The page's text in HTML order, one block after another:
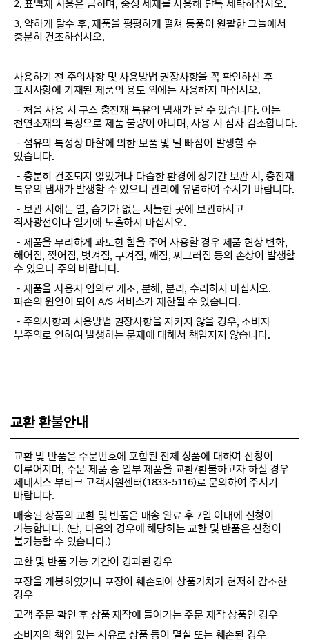
2. 표백제 사용은 금하며, 중성 세제를 사용해 단독 세탁하십시오.
3. 약하게 탈수 후, 제품을 평평하게 펼쳐 통풍이 원활한 그늘에서
충분히 건조하십시오.
사용하기 전 주의사항 및 사용방법 권장사항을 꼭 확인하신 후
표시사항에 기재된 제품의 용도 외에는 사용하지 마십시오.
－처음 사용 시 구스 충전재 특유의 냄새가 날 수 있습니다. 이는
천연소재의 특징으로 제품 불량이 아니며, 사용 시 점차 감소합니다.
－섬유의 특성상 마찰에 의한 보풀 및 털 빠짐이 발생할 수
있습니다.
－충분히 건조되지 않았거나 다습한 환경에 장기간 보관 시, 충전재
특유의 냄새가 발생할 수 있으니 관리에 유념하여 주시기 바랍니다.
－보관 시에는 열, 습기가 없는 서늘한 곳에 보관하시고
직사광선이나 열기에 노출하지 마십시오.
－제품을 무리하게 과도한 힘을 주어 사용할 경우 제품 현상 변화,
해어짐, 찢어짐, 벗겨짐, 구겨짐, 깨짐, 찌그러짐 등의 손상이 발생할
수 있으니 주의 바랍니다.
－제품을 사용자 임의로 개조, 분해, 분리, 수리하지 마십시오.
파손의 원인이 되어 A/S 서비스가 제한될 수 있습니다.
－주의사항과 사용방법 권장사항을 지키지 않을 경우, 소비자
부주의로 인하여 발생하는 문제에 대해서 책임지지 않습니다.
교환 환불안내
교환 및 반품은 주문번호에 포함된 전체 상품에 대하여 신청이
이루어지며, 주문 제품 중 일부 제품을 교환/환불하고자 하실 경우
제네시스 부티크 고객지원센터(1833-5116)로 문의하여 주시기
바랍니다.
배송된 상품의 교환 및 반품은 배송 완료 후 7일 이내에 신청이
가능합니다. (단, 다음의 경우에 해당하는 교환 및 반품은 신청이
불가능할 수 있습니다.)
교환 및 반품 가능 기간이 경과된 경우
포장을 개봉하였거나 포장이 훼손되어 상품가치가 현저히 감소한
경우
고객 주문 확인 후 상품 제작에 들어가는 주문 제작 상품인 경우
소비자의 책임 있는 사유로 상품 등이 멸실 또는 훼손된 경우